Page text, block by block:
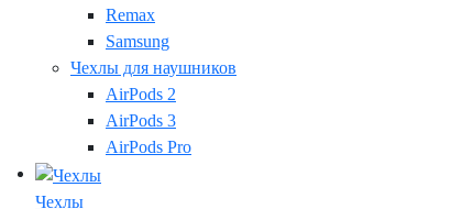
Remax
Samsung
Чехлы для наушников
AirPods 2
AirPods 3
AirPods Pro
Чехлы